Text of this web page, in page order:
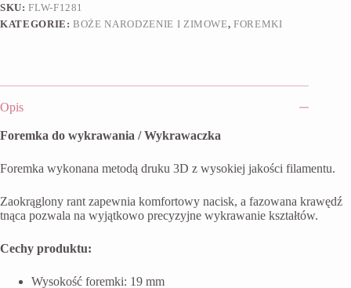
SKU:FLW-F1281
KATEGORIE:BOŻE NARODZENIE I ZIMOWE,FOREMKI
Opis
Foremka do wykrawania / Wykrawaczka
Foremka wykonana metodą druku 3D z wysokiej jakości filamentu.
Zaokrąglony rant zapewnia komfortowy nacisk, a fazowana krawędź
tnąca pozwala na wyjątkowo precyzyjne wykrawanie kształtów.
Cechy produktu:
Wysokość foremki: 19 mm